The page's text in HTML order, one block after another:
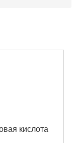
кислота